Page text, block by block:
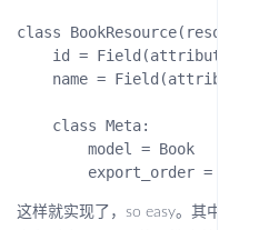
class
id =
name =
    class Meta:
        model = Book
这样就实现了，so easy。其中